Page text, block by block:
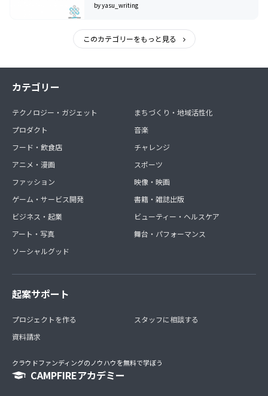
by yasu_writing
このカテゴリーをもっと見る
カテゴリー
テクノロジー・ガジェット
プロダクト
フード・飲食店
アニメ・漫画
ファッション
ゲーム・サービス開発
ビジネス・起業
アート・写真
ソーシャルグッド
まちづくり・地域活性化
音楽
チャレンジ
スポーツ
映像・映画
書籍・雑誌出版
ビューティー・ヘルスケア
舞台・パフォーマンス
起案サポート
プロジェクトを作る
資料請求
スタッフに相談する
クラウドファンディングのノウハウを無料で学ぼう
CAMPFIREアカデミー